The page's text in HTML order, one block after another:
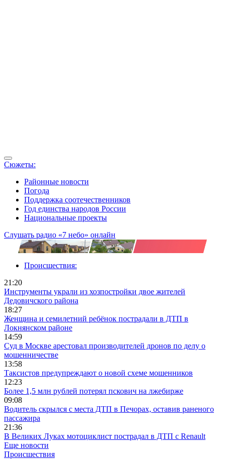
Сюжеты:
Районные новости
Погода
Поддержка соотечественников
Год единства народов России
Национальные проекты
Слушать радио «7 небо» онлайн
Происшествия:
21:20
Инструменты украли из хозпостройки двое жителей
Дедовичского района
18:27
Женщина и семилетний ребёнок пострадали в ДТП в
Локнянском районе
14:59
Суд в Москве арестовал производителей дронов по делу о
мошенничестве
13:58
Таксистов предупреждают о новой схеме мошенников
12:23
Более 1,5 млн рублей потерял пскович на лжебирже
09:08
Водитель скрылся с места ДТП в Печорах, оставив раненого
пассажира
21:36
В Великих Луках мотоциклист пострадал в ДТП с Renault
Еще новости
Происшествия